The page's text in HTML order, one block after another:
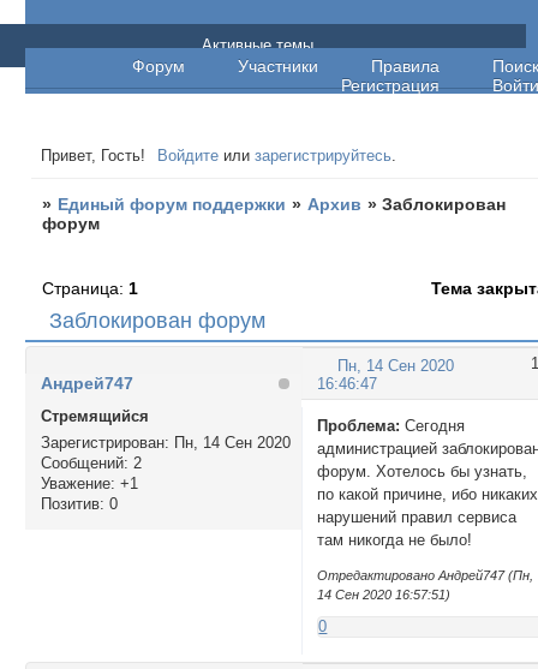
Единый форум поддержки
Форум Участники Правила
Поиск
Регистрация
Войти
Активные темы
Привет, Гость! Войдите илизарегистрируйтесь.
» Единый форум поддержки » Архив »Заблокирован
форум
Заблокирован форум
Страница: 1 Тема
1
Пн, 14 Сен 2020
16:46:47
Андрей747
Стремящийся
Зарегистрирован: Пн, 14 Сен 2020
Сообщений: 2
Уважение: +1
Позитив: 0
Проблема:Сегодня
администрацией
форум. Хотелось бы узнать,
по какой причине, ибо никаких
нарушений правил сервиса
там никогда не было!
Отредактировано Андрей747 (Пн,
14 Сен 2020 16:57:51)
0